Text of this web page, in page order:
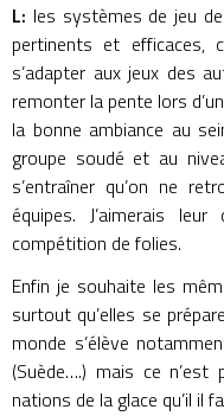
L: les systèmes de jeu
pertinents et efficaces,
s’adapter aux jeux des
remonter la pente lors
la bonne ambiance au
groupe soudé et au
s’entraîner qu’on ne
équipes. J’aimerais
compétition de folies.
Enfin je souhaite les
surtout qu’elles se
monde s’élève
(Suède….) mais ce
nations de la glace qu’il il